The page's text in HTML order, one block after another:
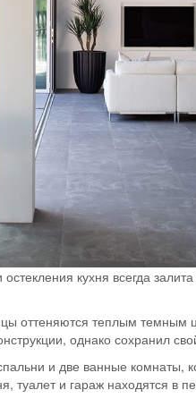
кухня всегда
оттеняются теплым темным
однако сохранил
и две ванные комнаты,
туалет и гараж находятся в